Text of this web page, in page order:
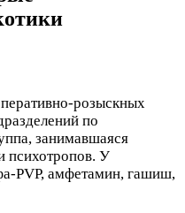
розыскных
по
занимавшаяся
психотропов. У
PVP, амфетамин, гашиш,